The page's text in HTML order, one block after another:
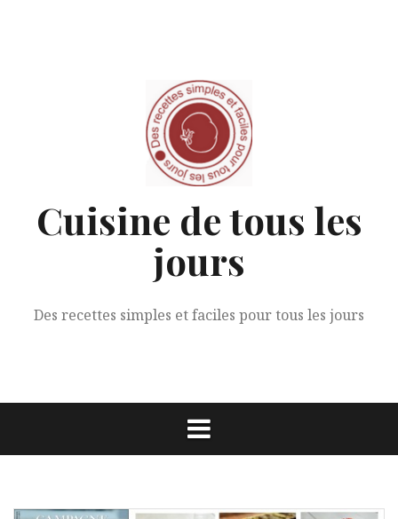
Cuisine de tous les
jours
Des recettes simples et faciles pour tous les jours